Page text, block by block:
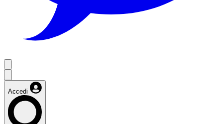
Accedi